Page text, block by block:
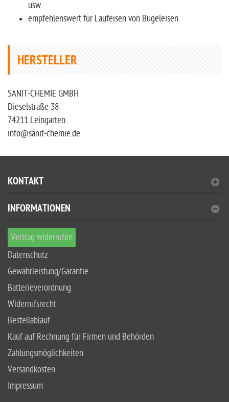
usw.
empfehlenswert für Laufeisen von Bügeleisen
HERSTELLER
SANIT-CHEMIE GMBH
Dieselstraße 38
74211 Leingarten
info@sanit-chemie.de
KONTAKT
INFORMATIONEN
Vertrag widerrufen
Datenschutz
Gewährleistung/Garantie
Batterieverordnung
Widerrufsrecht
Bestellablauf
Kauf auf Rechnung für Firmen und Behörden
Zahlungsmöglichkeiten
Versandkosten
Impressum